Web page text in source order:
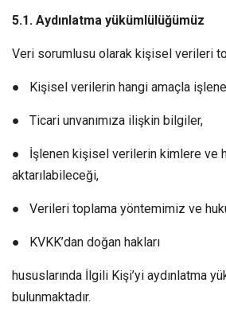
5.1. Aydınlatma yükümlülüğümüz
Veri sorumlusu olarak kişisel verileri
● Kişisel verilerin hangi amaçla
● Ticari unvanımıza ilişkin bilgiler,
● İşlenen kişisel verilerin kimlere ve
aktarılabileceği,
● Verileri toplama yöntemimiz ve
● KVKK’dan doğan hakları
hususlarında İlgili Kişi’yi aydınlatma
bulunmaktadır.